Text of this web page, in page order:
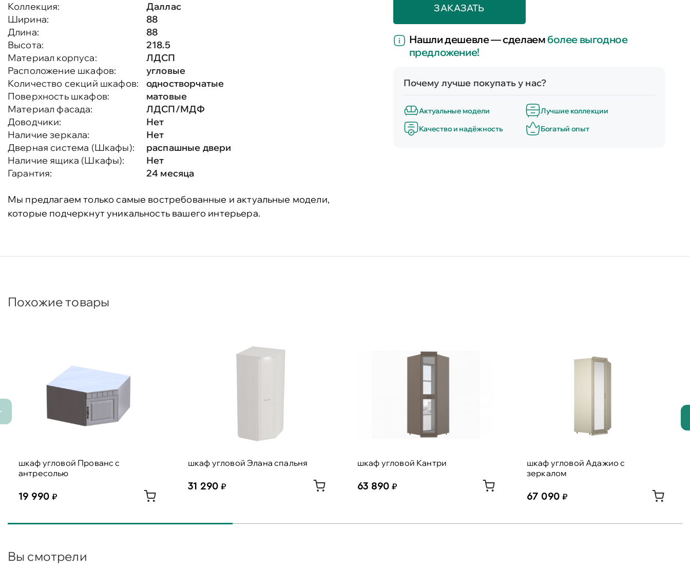
Коллекция:
Даллас
Ширина:
88
Длина:
88
Высота:
218.5
Материал корпуса:
ЛДСП
Расположение шкафов:
угловые
Количество секций шкафов:
одностворчатые
Поверхность шкафов:
матовые
Материал фасада:
ЛДСП/МДФ
Доводчики:
Нет
Наличие зеркала:
Нет
Дверная система (Шкафы):
распашные двери
Наличие ящика (Шкафы):
Нет
Гарантия:
24 месяца
Мы предлагаем только самые востребованные и актуальные модели,
которые подчеркнут уникальность вашего интерьера.
ЗАКАЗАТЬ
Нашли дешевле — сделаемболее выгодное
предложение!
Почему лучше покупать у нас?
Актуальные модели
Лучшие коллекции
Качество и надёжность
Богатый опыт
Похожие товары
шкаф угловой Прованс с
антресолью
19 990
шкаф угловой Элана спальня
31 290
шкаф угловой Кантри
63 890
шкаф угловой Адажио с
зеркалом
67 090
Вы смотрели